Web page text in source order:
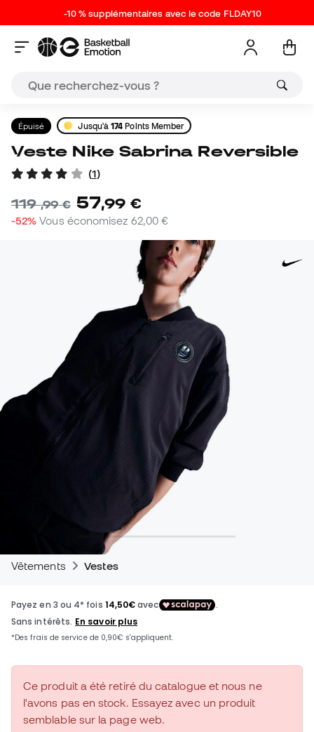
-10 % supplémentaires avec le code FLDAY10
Épuisé Jusqu'à174 Points Member
Veste Nike Sabrina Reversible
(1)
119,99 € 57,99 €
-52% Vous économisez 62,00 €
Vêtements Vestes
Ce produit a été retiré du catalogue et nous ne
l'avons pas en stock. Essayez avec un produit
semblable sur la page web.